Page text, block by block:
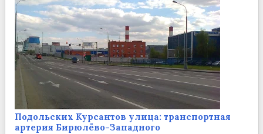
Подольских Курсантов улица: транспортная
артерия Бирюлёво-Западного